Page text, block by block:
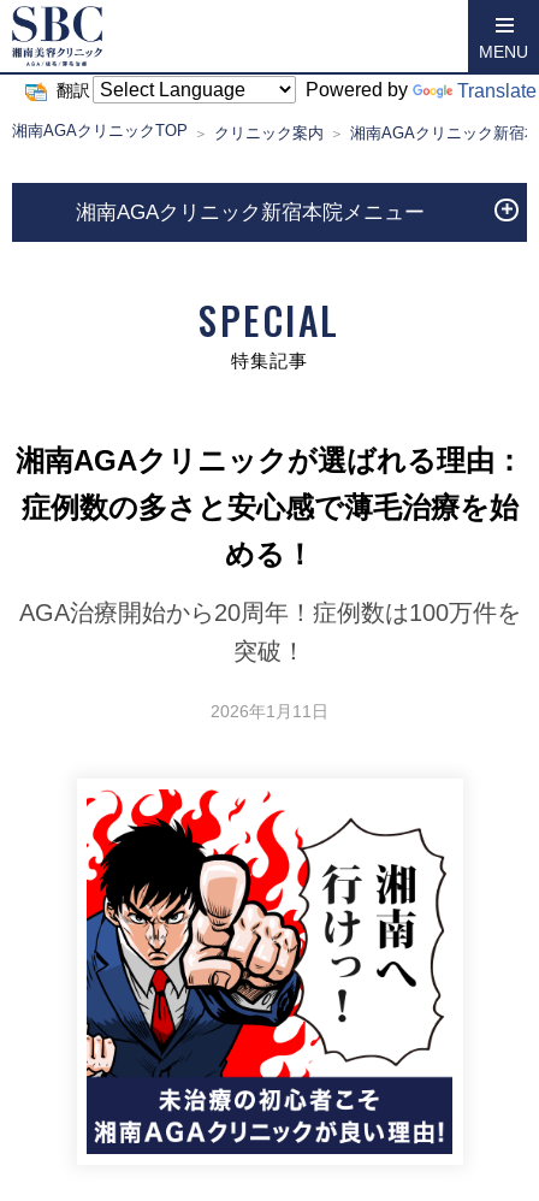
翻訳 Powered by Translate
MENU
湘南AGAクリニックTOP クリニック案内 湘南AGAクリニック新宿
湘南AGAクリニック新宿本院メニュー
SPECIAL
特集記事
湘南AGAクリニックが選ばれる理由：
症例数の多さと安心感で薄毛治療を始
める！
AGA治療開始から20周年！症例数は100万件を
突破！
2026年1月11日